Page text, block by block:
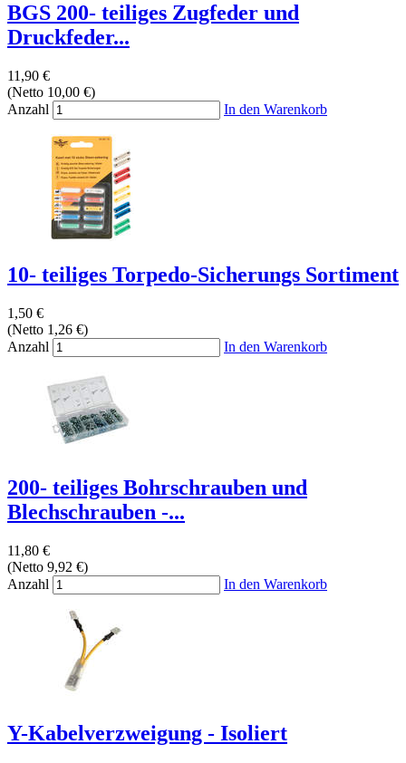
BGS 200- teiliges Zugfeder und
Druckfeder...
11,90 €
(Netto 10,00 €)
Anzahl
In den Warenkorb
10- teiliges Torpedo-Sicherungs Sortiment
1,50 €
(Netto 1,26 €)
Anzahl
In den Warenkorb
200- teiliges Bohrschrauben und
Blechschrauben -...
11,80 €
(Netto 9,92 €)
Anzahl
In den Warenkorb
Y-Kabelverzweigung - Isoliert